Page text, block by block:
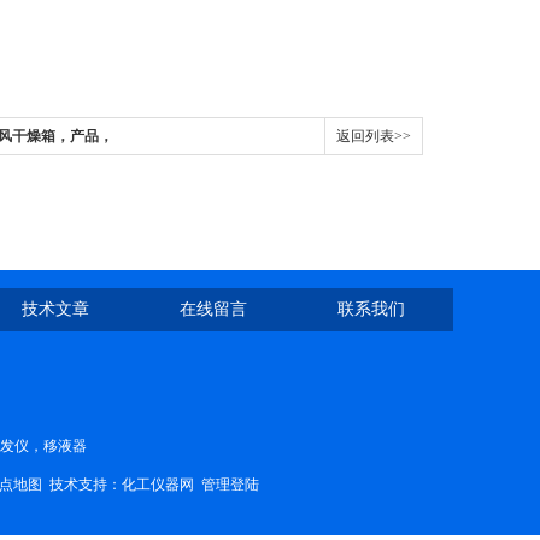
干燥箱，产品， 返回列表>>
技术文章 在线留言 联系我们
仪，移液器
地图 技术支持： 化工仪器网 管理登陆